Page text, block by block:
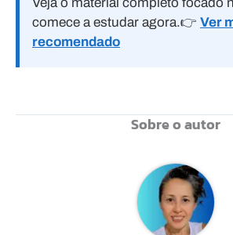
comece a estudar agora.👉 Ver
recomendado
Sobre o autor